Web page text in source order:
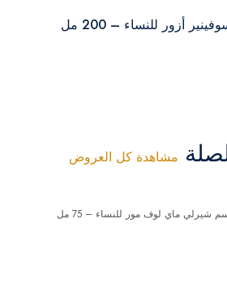
أزور للنساء – 200 مل
مشاهدة كل العروض